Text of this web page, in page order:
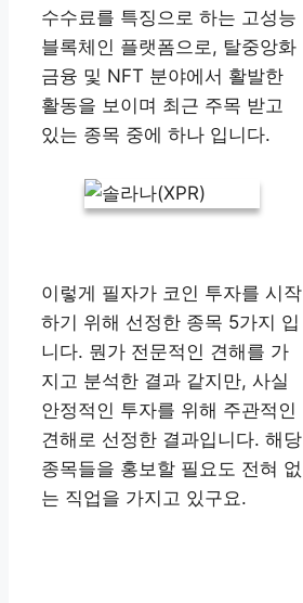
수수료를 특징으로 하는 고성능
블록체인 플랫폼으로, 탈중앙화
금융 및 NFT 분야에서 활발한
활동을 보이며 최근 주목 받고
있는 종목 중에 하나 입니다.
이렇게 필자가 코인 투자를 시작
하기 위해 선정한 종목 5가지 입
니다. 뭔가 전문적인 견해를 가
지고 분석한 결과 같지만, 사실
안정적인 투자를 위해 주관적인
견해로 선정한 결과입니다. 해당
종목들을 홍보할 필요도 전혀 없
는 직업을 가지고 있구요.